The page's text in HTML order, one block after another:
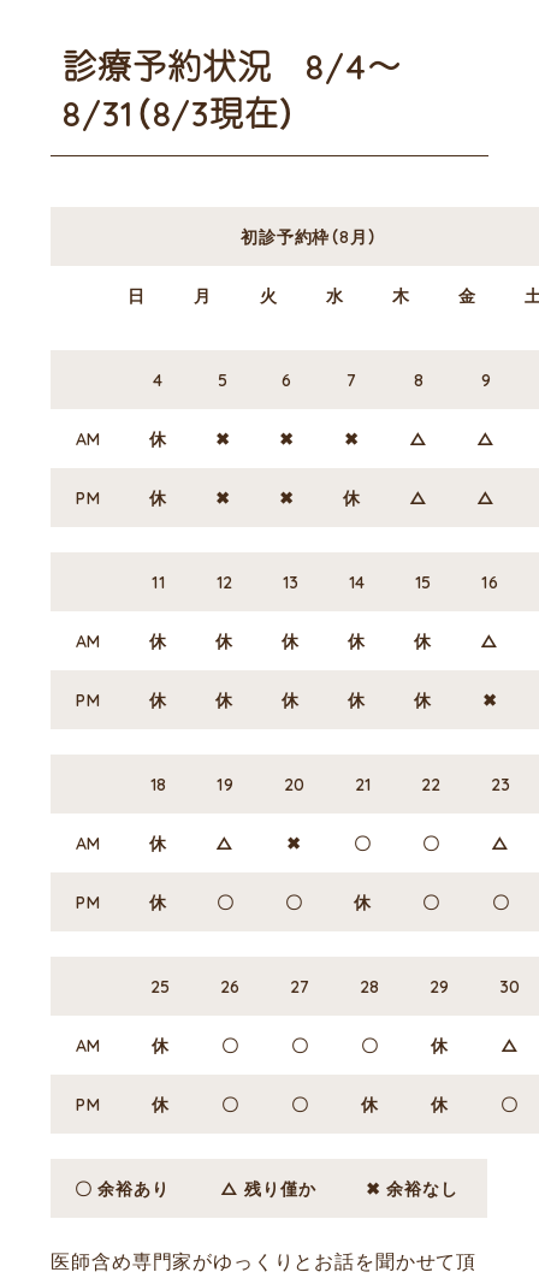
診療予約状況 8/4～
8/31（8/3現在）
初診予約枠（8月）
日 月 火 水 木 金
4 5 6 7 8 9
AM 休 ✖ ✖ ✖ △ △
PM 休 ✖ ✖ 休 △ △
11 12 13 14 15 16
AM 休 休 休 休 休 △
PM 休 休 休 休 休 ✖
18 19 20 21 22 23
AM 休 △ ✖ 〇 〇 △
PM 休 〇 〇 休 〇 〇
25 26 27 28 29 30
AM 休 〇 〇 〇 休 △
PM 休 〇 〇 休 休 〇
〇 余裕あり △ 残り僅か ✖ 余裕なし
医師含め専門家がゆっくりとお話を聞かせて頂